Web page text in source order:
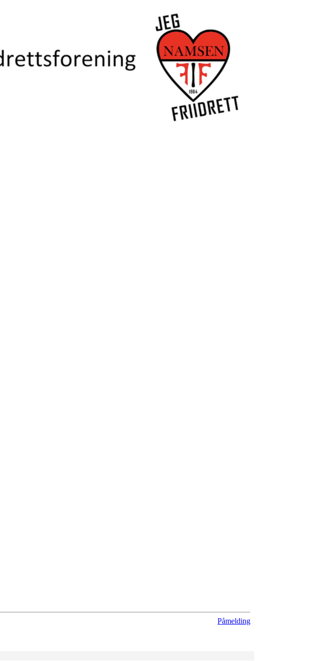
Påmelding